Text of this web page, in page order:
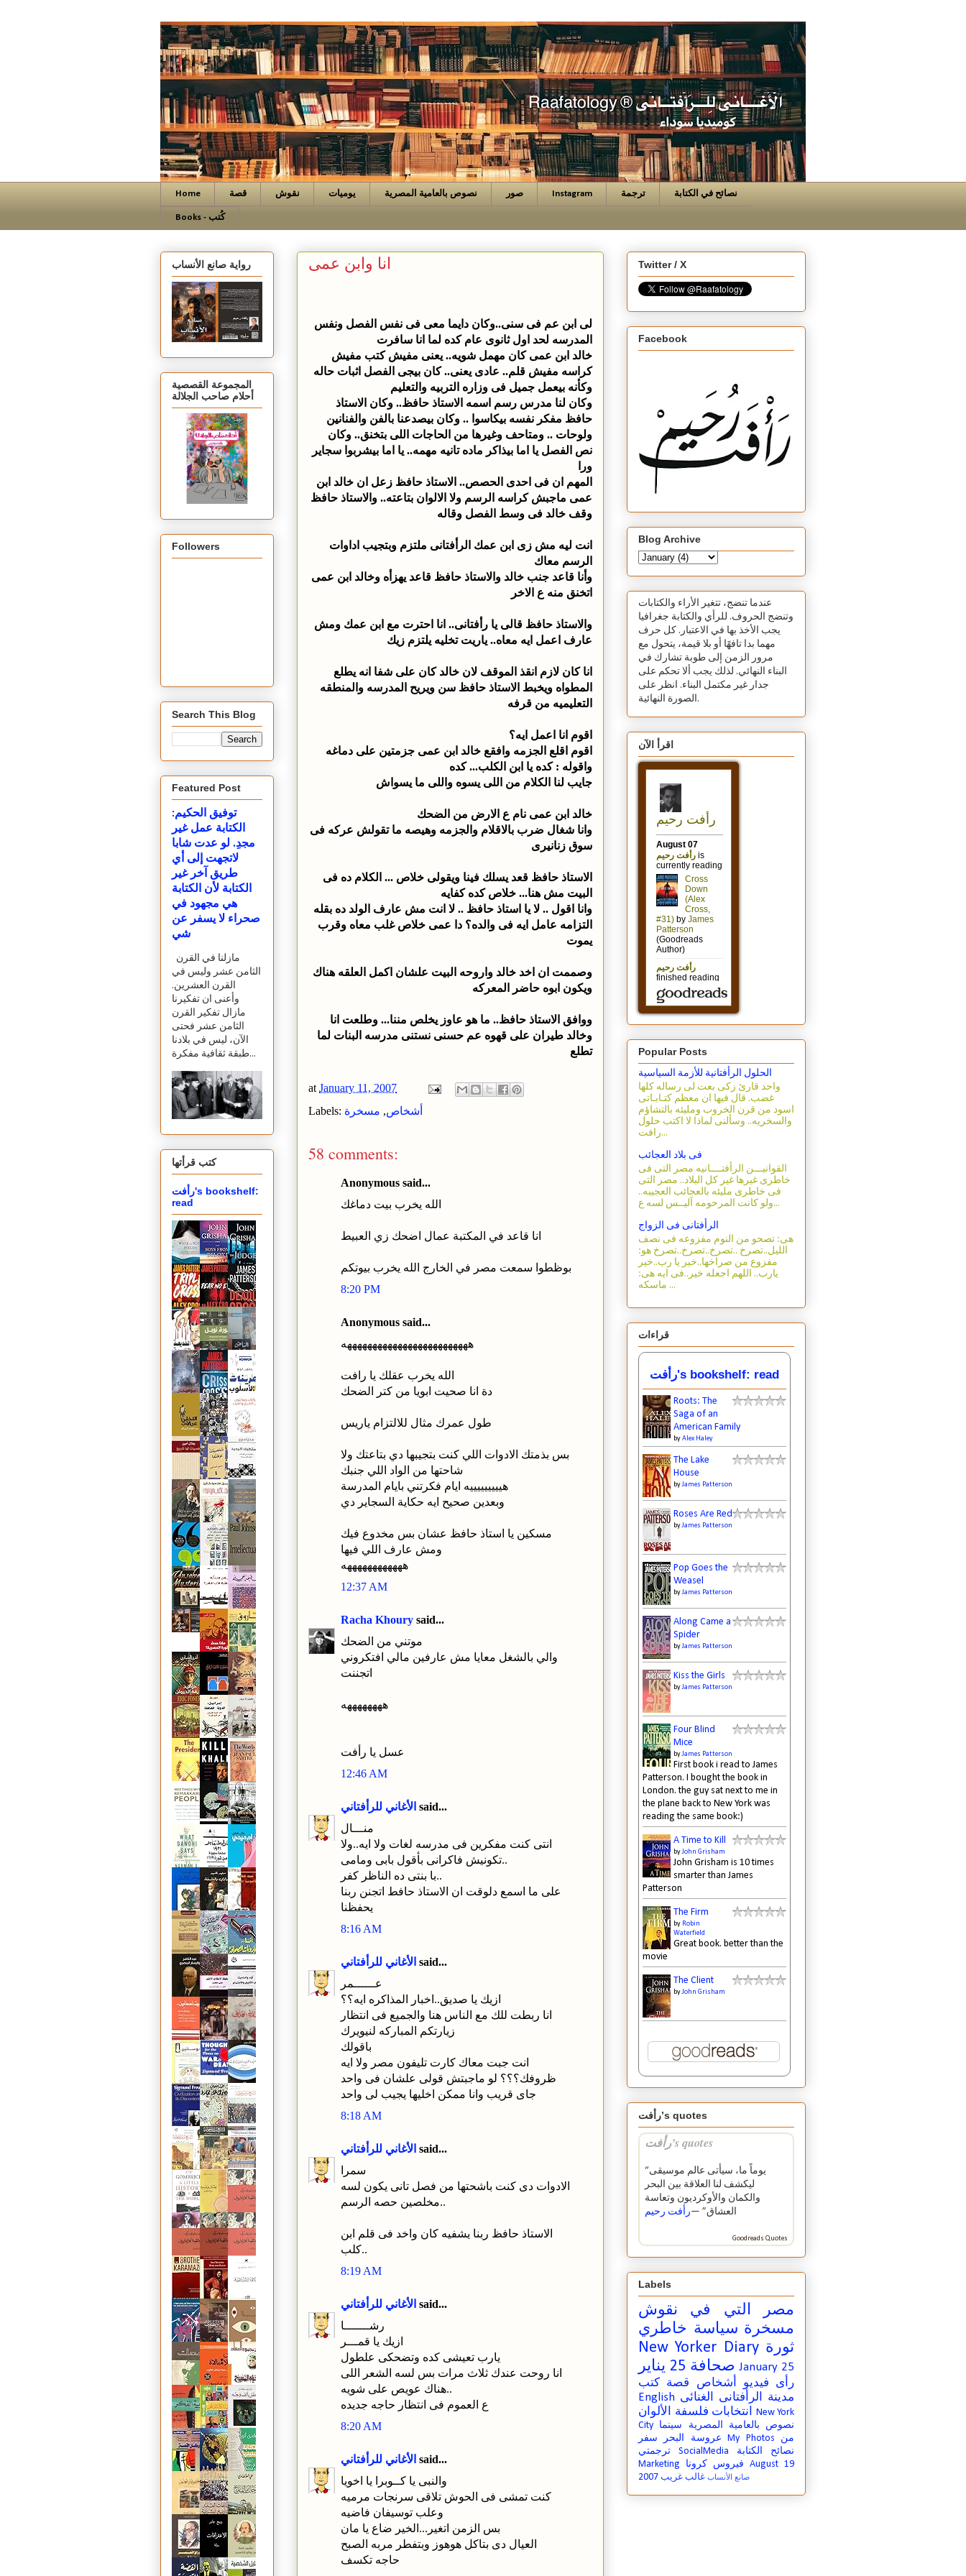
Home قصة نقوش يوميات نصوص بالعامية المصرية صور Instagram ترجمة نصائح في الكتابة
Books - كُتب
انا وابن عمى
لى ابن عم فى سنى..وكان دايما معى فى نفس الفصل ونفس
المدرسه لحد اول ثانوى عام كده لما انا سافرت
خالد ابن عمى كان مهمل شويه.. يعنى مفيش كتب مفيش
كراسه مفيش قلم.. عادى يعنى.. كان بيجى الفصل اثبات حاله
وكأنه بيعمل جميل فى وزاره التربيه والتعليم
وكان لنا مدرس رسم اسمه الاستاذ حافظ.. وكان الاستاذ
حافظ مفكر نفسه بيكاسوا .. وكان بيصدعنا بالفن والفنانين
ولوحات .. ومتاحف وغيرها من الحاجات اللى بتخنق.. وكان
نص الفصل يا اما بيذاكر ماده تانيه مهمه.. يا اما بيشربوا سجاير
ورا
المهم ان فى احدى الحصص.. الاستاذ حافظ زعل ان خالد ابن
عمى ماجبش كراسه الرسم ولا الالوان بتاعته.. والاستاذ حافظ
وقف خالد فى وسط الفصل وقاله
انت ليه مش زى ابن عمك الرأفتانى ملتزم وبتجيب اداوات
الرسم معاك
وأنا قاعد جنب خالد والاستاذ حافظ قاعد يهزأه وخالد ابن عمى
اتخنق منه ع الاخر
والاستاذ حافظ قالى يا رأفتانى.. انا احترت مع ابن عمك ومش
عارف اعمل ايه معاه.. ياريت تخليه يلتزم زيك
انا كان لازم انقذ الموقف لان خالد كان على شفا انه يطلع
المطواه ويخبط الاستاذ حافظ سن ويريح المدرسه والمنطقه
التعليميه من قرفه
اقوم انا اعمل ايه؟
اقوم اقلع الجزمه وافقع خالد ابن عمى جزمتين على دماغه
واقوله : كده يا ابن الكلب... كده
جايب لنا الكلام من اللى يسوه واللى ما يسواش
خالد ابن عمى نام ع الارض من الضحك
وانا شغال ضرب بالاقلام والجزمه وهيصه ما تقولش عركه فى
سوق زنانيرى
الاستاذ حافظ قعد يسلك فينا ويقولى خلاص ... الكلام ده فى
البيت مش هنا... خلاص كده كفايه
وانا اقول .. لا يا استاذ حافظ .. لا انت مش عارف الولد ده بقله
التزامه عامل ايه فى والده؟ دا عمى خلاص غلب معاه وقرب
يموت
وصممت ان اخد خالد واروحه البيت علشان اكمل العلقه هناك
ويكون ابوه حاضر المعركه
ووافق الاستاذ حافظ.. ما هو عاوز يخلص مننا... وطلعت انا
وخالد طيران على قهوه عم حسنى نستنى مدرسه البنات لما
تطلع
at January 11, 2007
Labels:
أشخاص, مسخرة
58 comments:
Anonymous said...
الله يخرب بيت دماغك
انا قاعد في المكتبة عمال اضحك زي العبيط
بوظطوا سمعت مصر في الخارج الله يخرب بيوتكم
8:20 PM
Anonymous said...
هههههههههههههههههههههههههه
الله يخرب عقلك يا رافت
دة انا صحيت ابويا من كتر الضحك
طول عمرك مثال للالتزام ياريس
بس بذمتك الادوات اللي كنت بتجيبها دي بتاعتك ولا
شاحتها من الواد اللي جنبك
هيييييييييه ايام فكرتني بايام المدرسة
وبعدين صحيح ايه حكاية السجاير دي
مسكين يا استاذ حافظ عشان بس مخدوع فيك
ومش عارف اللي فيها
ههههههههههههه
12:37 AM
Racha Khoury said...
موتني من الضحك
والي بالشغل معايا مش عارفين مالي افتكروني
اتجننت
ههههههههه
عسل يا رأفت
12:46 AM
الأغاني للرأفتاني said...
منـــال
انتى كنت مفكرين فى مدرسه لغات ولا ايه..ولا
تكونيش فاكرانى بأقول بابى ومامى..
با بنتى ده الناظر كفر..
على ما اسمع دلوقت ان الاستاذ حافط اتجنن ربنا
يحفظنا
8:16 AM
الأغاني للرأفتاني said...
عــــــمر
ازيك يا صديق..اخبار المذاكره ايه؟؟
انا ربطت للك مع الناس هنا والجميع فى انتظار
زيارتكم المباركه لنيويرك
باقولك
انت جبت معاك كارت تليفون مصر ولا ايه
ظروفك؟؟؟ لو ماجبتش قولى علشان فى واحد
جاى قريب وانا ممكن اخليها يجيب لى واحد
8:18 AM
الأغاني للرأفتاني said...
سمرا
الادوات دى كنت باشحتها من فصل تانى يكون لسه
مخلصين حصه الرسم..
الاستاذ حافظ ربنا يشفيه كان واخد فى قلم ابن
كلب..
8:19 AM
الأغاني للرأفتاني said...
رشـــــــا
ازيك يا قمـــر
يارب تعيشى كده وتضحكى علطول
انا روحت عندك ثلاث مرات بس لسه الشعر اللى
هناك عويص على شويه..
ع العموم فى انتظار حاجه جديده
8:20 AM
الأغاني للرأفتاني said...
والنبى يا كــوبرا يا اخويا
كنت تمشى فى الحوش تلاقى سرنجات مرميه
وعلب توسيفان فاضيه
بس الزمن اتغير...الخير ضاع يا مان
العيال دى بتاكل هوهوز وبتفطر مربه الصبح
حاجه تكسف
رواية صانع الأنساب
المجموعة القصصية
أحلام صاحب الجلالة
Followers
Search This Blog
Featured Post
توفيق الحكيم:
الكتابة عمل غير
مجدِ. لو عدت شابا
لاتجهت إلى أي
طريق آخر غير
الكتابة لأن الكتابة
هي مجهود في
صحراء لا يسفر عن
شي
الثامن عشر وليس في
القرن العشرين.
وأعنى ان تفكيرنا
مازال تفكير القرن
الثامن عشر فحتى
الآن، ليس في بلادنا
طبقة ثقافية مفكرة...
كتب قرأتها
رأفت's bookshelf:
read
Twitter / X
Facebook
Blog Archive
عندما تنضج، تتغير الأراء والكتابات
وتنضج الحروف. للرأي والكتابة جغرافيا
يجب الأخذ بها في الاعتبار. كل حرف
مهما بدا تافهًا أو بلا قيمة، يتحول مع
مرور الزمن إلى طوبة تشارك في
البناء النهائي. لذلك يجب ألا تحكم على
جدار غير مكتمل البناء. انظر على
الصورة النهائية.
اقرأ الآن
Popular Posts
الحلول الرأفتانية للأزمة السياسية
واحد قارئ زكى بعت لى رساله كلها
غضب. قال فيها ان معظم كتـابـاتى
اسود من قرن الخروب ومليئه بالتشاؤم
والسخريه.. وسألنى لماذا لا اكتب حلول
رافت...
فى بلاد العجائب
القوانيـــن الرأفتــــانيه مصر التى فى
خاطرى غيرها غير كل البلاد.. مصر التى
فى خاطرى مليئه بالعجائب العجيبه..
ولو كانت المرحومه آليــس لسه ع...
الرأفتانى فى الزواج
هى: تصحو من النوم مفزوعه فى نصف
الليل..تصرخ ..تصرخ..تصرخ..تصرخ هو:
مفزوع من صراخها..خير يا رب..خير
يارب.. اللهم اجعله خير..فى ايه هى:
ماسكه ...
قراءات
رأفت's bookshelf: read
Roots: The
Saga of an
American Family
byAlex Haley
The Lake
House
byJames Patterson
Roses Are Red
byJames Patterson
Pop Goes the
Weasel
byJames Patterson
Along Came a
Spider
byJames Patterson
Kiss the Girls
byJames Patterson
Four Blind
Mice
byJames Patterson
First book i read to James
Patterson. I bought the book in
London. the guy sat next to me in
the plane back to New York was
reading the same book:)
A Time to Kill
byJohn Grisham
John Grisham is 10 times
smarter than James
Patterson
The Firm
by Robin
Waterfield
Great book. better than the
movie
The Client
byJohn Grisham
رأفت’s quotes
رأفت’s quotes
“يوماً ما، سيأتى عالم موسيقى
ليكشف لنا العلاقة بين البحر
والكمان والأوكرديون وتعاسة
العشاق” —رأفت رحيم
Goodreads Quotes
Labels
نقوش
مصر التي في
خاطري سياسة مسخرة
New Yorker Diary ثورة
25 يناير صحافة January 25
كتب
قصة أشخاص فيديو
رأى
English الرأفتانى الغنائى
مدينة
الألوان
فلسفة انتخابات
New York
City سينما
نصوص بالعامية المصرية
سفر
عروسة البحر My Photos
من
ترجمتي
SocialMedia
نصائح الكتابة
Marketing
فيروس كرونا August 19
2007 غالب غريب صانع الأنساب